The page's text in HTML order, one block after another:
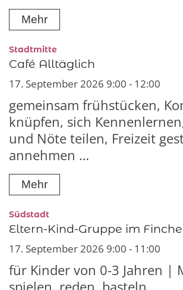
Mehr
Stadtmitte:
Café Alltäglich
17. September 2026 9:00 - 12:00
gemeinsam frühstücken,
knüpfen, sich
und Nöte teilen, Freizeit
annehmen …
Mehr
Südstadt:
Eltern-Kind-Gruppe im
17. September 2026 9:00 - 11:00
für Kinder von 0-3 Jahren |